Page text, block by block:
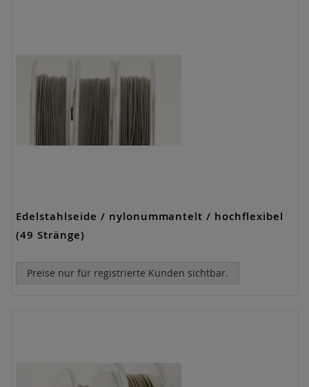
Edelstahlseide / nylonummantelt / hochflexibel
(49 Stränge)
Preise nur für registrierte Kunden sichtbar.